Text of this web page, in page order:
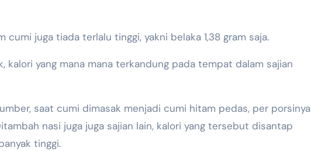
cumi juga tiada terlalu tinggi, yakni belaka 1,38 gram saja.
kalori yang mana mana terkandung pada tempat dalam sajian
saat cumi dimasak menjadi cumi hitam pedas, per porsinya
nasi juga juga sajian lain, kalori yang tersebut disantap
tinggi.